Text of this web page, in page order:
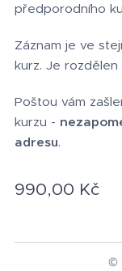
předporodního
Záznam je ve
kurz. Je
Poštou vám
kurzu -
adresu.
990,00 Kč
©